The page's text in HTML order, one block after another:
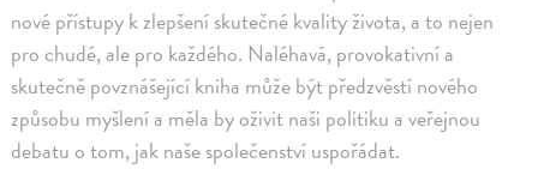
nové přístupy k zlepšení skutečné kvality života, a to nejen
pro chudé, ale pro každého. Naléhavá, provokativní a
skutečně povznášející kniha může být předzvěstí nového
způsobu myšlení a měla by oživit naši politiku a veřejnou
debatu o tom, jak naše společenství uspořádat.